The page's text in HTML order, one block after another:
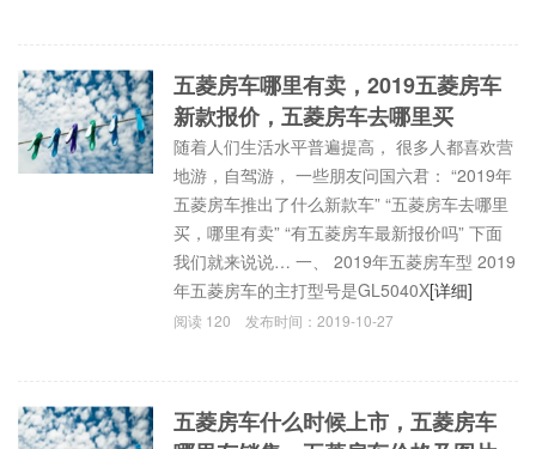
五菱房车哪里有卖，2019五菱房车
新款报价，五菱房车去哪里买
随着人们生活水平普遍提高， 很多人都喜欢营
地游，自驾游， 一些朋友问国六君： “2019年
五菱房车推出了什么新款车” “五菱房车去哪里
买，哪里有卖” “有五菱房车最新报价吗” 下面
我们就来说说… 一、 2019年五菱房车型 2019
年五菱房车的主打型号是GL5040X[详细]
阅读 120 发布时间：2019-10-27
五菱房车什么时候上市，五菱房车